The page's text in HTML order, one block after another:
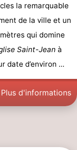
la remarquable
de la ville et un
qui domine
Saint-Jean à
date d’environ ...
Plus d'informations